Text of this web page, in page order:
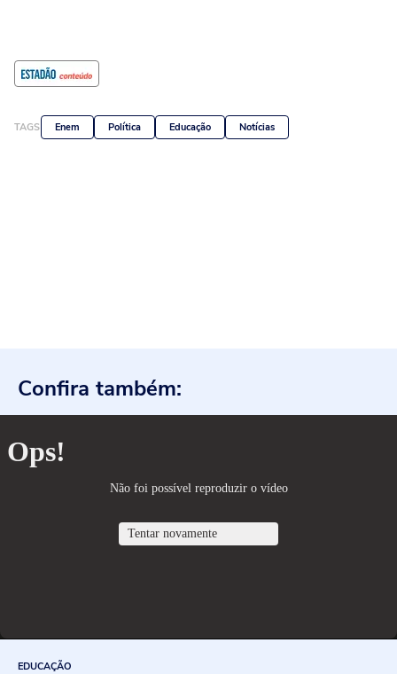
TAGS Enem Política Educação Notícias
Confira também:
EDUCAÇÃO